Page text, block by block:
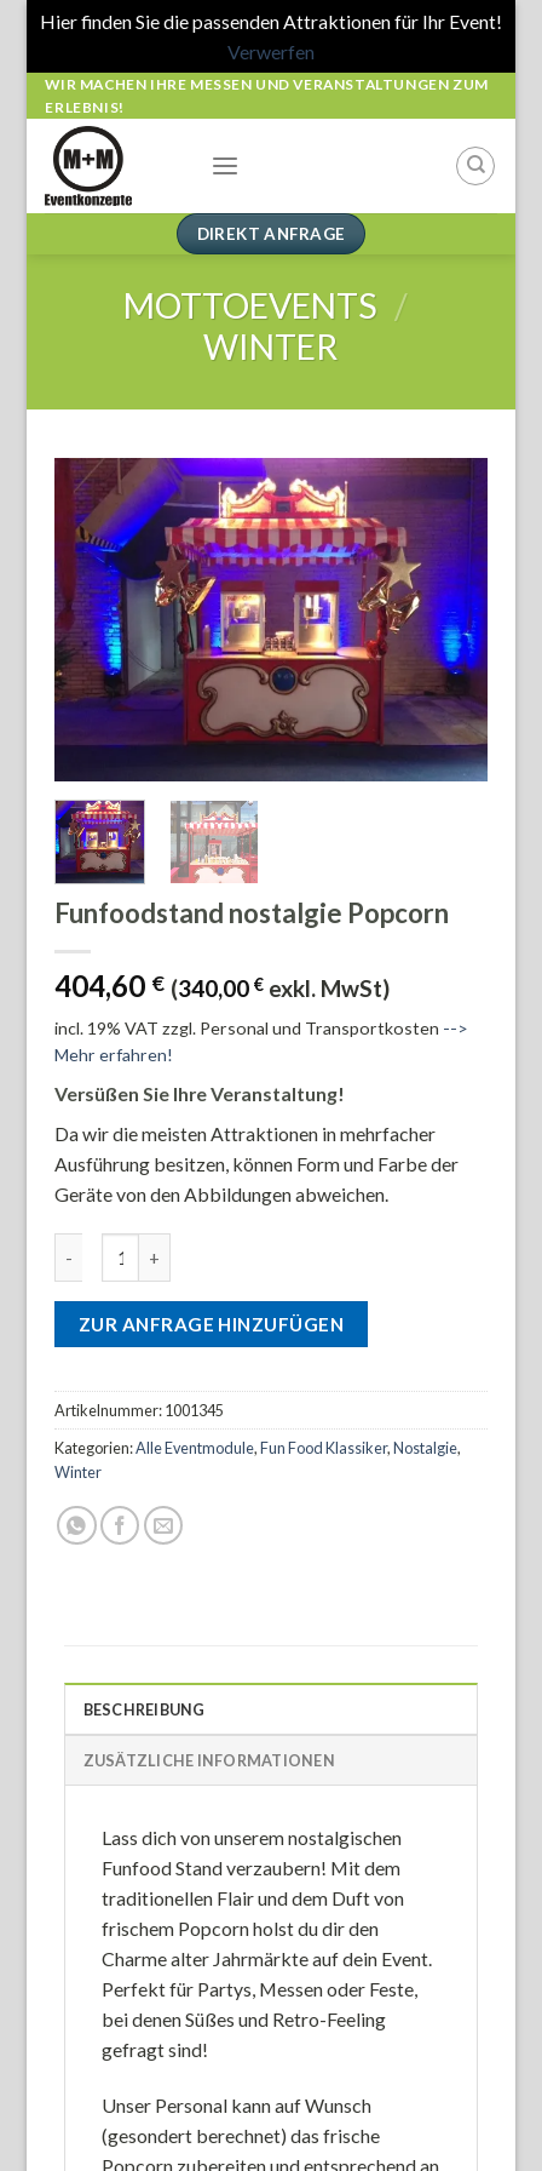
Hier finden Sie die passenden Attraktionen für Ihr Event!
Verwerfen
Skip
to
content
WIR MACHEN IHRE MESSEN UND VERANSTALTUNGEN ZUM
ERLEBNIS!
DIREKT ANFRAGE
MOTTOEVENTS /
WINTER
Funfoodstand nostalgie Popcorn
404,60 € (340,00€ exkl. MwSt)
incl. 19% VAT zzgl. Personal und Transportkosten -->
Mehr erfahren!
Versüßen Sie Ihre Veranstaltung!
Da wir die meisten Attraktionen in mehrfacher
Ausführung besitzen, können Form und Farbe der
Geräte von den Abbildungen abweichen.
ZUR ANFRAGE HINZUFÜGEN
Artikelnummer:1001345
Kategorien:Alle Eventmodule,Fun Food Klassiker,Nostalgie,
Winter
BESCHREIBUNG
ZUSÄTZLICHE INFORMATIONEN
Lass dich von unserem nostalgischen
Funfood Stand verzaubern! Mit dem
traditionellen Flair und dem Duft von
frischem Popcorn holst du dir den
Charme alter Jahrmärkte auf dein Event.
Perfekt für Partys, Messen oder Feste,
bei denen Süßes und Retro-Feeling
gefragt sind!
Unser Personal kann auf Wunsch
(gesondert berechnet) das frische
Popcorn zubereiten und entsprechend an